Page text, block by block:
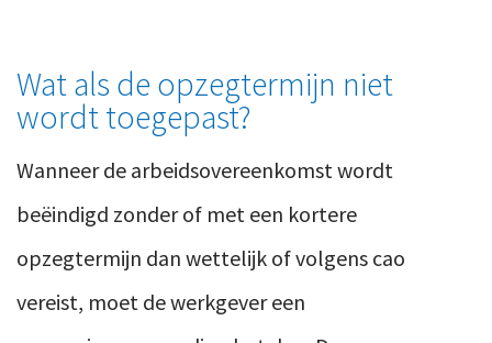
Wat als de opzegtermijn niet
wordt toegepast?
Wanneer de arbeidsovereenkomst wordt
beëindigd zonder of met een kortere
opzegtermijn dan wettelijk of volgens cao
vereist, moet de werkgever een